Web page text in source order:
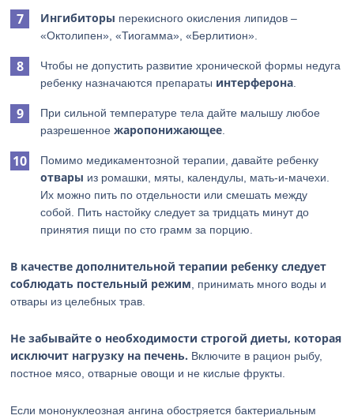
Ингибиторы перекисного окисления липидов –
«Октолипен», «Тиогамма», «Берлитион».
Чтобы не допустить развитие хронической формы недуга
ребенку назначаются препараты интерферона
При сильной температуре тела дайте малышу любое
разрешенноежаропонижающее
Помимо медикаментозной терапии, давайте ребенку
отвары из ромашки, мяты, календулы, мать-и-мачехи.
Их можно пить по отдельности или смешать между
собой. Пить настойку следует за тридцать минут до
принятия пищи по сто грамм за порцию.
В качестве дополнительной терапии ребенку следует
соблюдать постельный режим , принимать много воды и
отвары из целебных трав.
Не забывайте о необходимости строгой диеты, которая
исключит нагрузку на печень. Включите в рацион рыбу,
постное мясо, отварные овощи и не кислые фрукты.
Если мононуклеозная ангина обостряется бактериальным